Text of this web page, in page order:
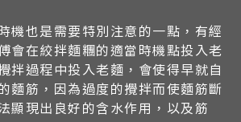
機也是需要特別注意的一點，有經
會在絞拌麵糰的適當時機點投入老
拌過程中投入老麵，會使得早就自
麵筋，因為過度的攪拌而使麵筋斷
顯現出良好的含水作用，以及筋